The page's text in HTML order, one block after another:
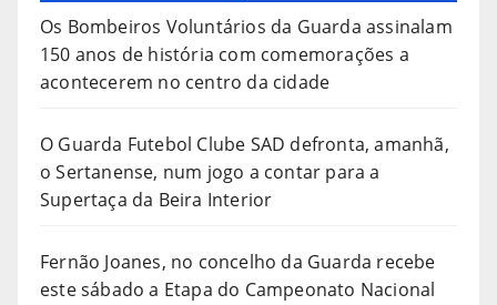
Os Bombeiros Voluntários da Guarda assinalam
150 anos de história com comemorações a
acontecerem no centro da cidade
O Guarda Futebol Clube SAD defronta, amanhã,
o Sertanense, num jogo a contar para a
Supertaça da Beira Interior
Fernão Joanes, no concelho da Guarda recebe
este sábado a Etapa do Campeonato Nacional